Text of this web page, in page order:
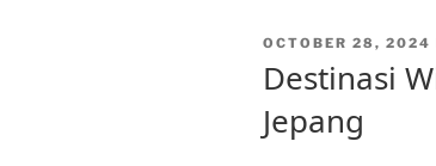
POSTED
OCTOBER 28, 2024
Destinasi
Jepang